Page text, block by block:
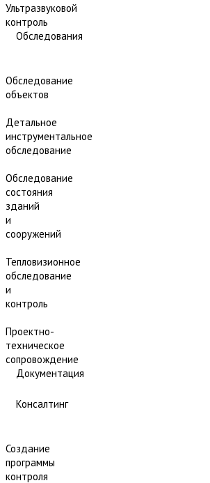
Ультразвуковой
контроль
Обследования
Обследование
объектов
Детальное
инструментальное
обследование
Обследование
состояния
зданий
и
сооружений
Тепловизионное
обследование
и
контроль
Проектно-
техническое
сопровождение
Документация
Консалтинг
Создание
программы
контроля